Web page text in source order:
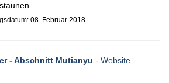
08. Februar 2018
- Abschnitt Mutianyu - Website